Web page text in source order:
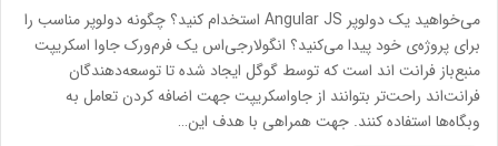
می‌خواهید یک دولوپر Angular JS استخدام کنید؟ چگونه دولوپر مناسب را
برای پروژه‌ی خود پیدا می‌کنید؟ انگولارجی‌اس یک فرم‌ورک جاوا اسکریپت
منبع‌باز فرانت اند است که توسط گوگل ایجاد شده تا توسعه‌دهندگان
فرانت‌اند راحت‌تر بتوانند از جاواسکریپت جهت اضافه کردن تعامل به
وبگاه‌ها استفاده کنند. جهت همراهی با هدف این…